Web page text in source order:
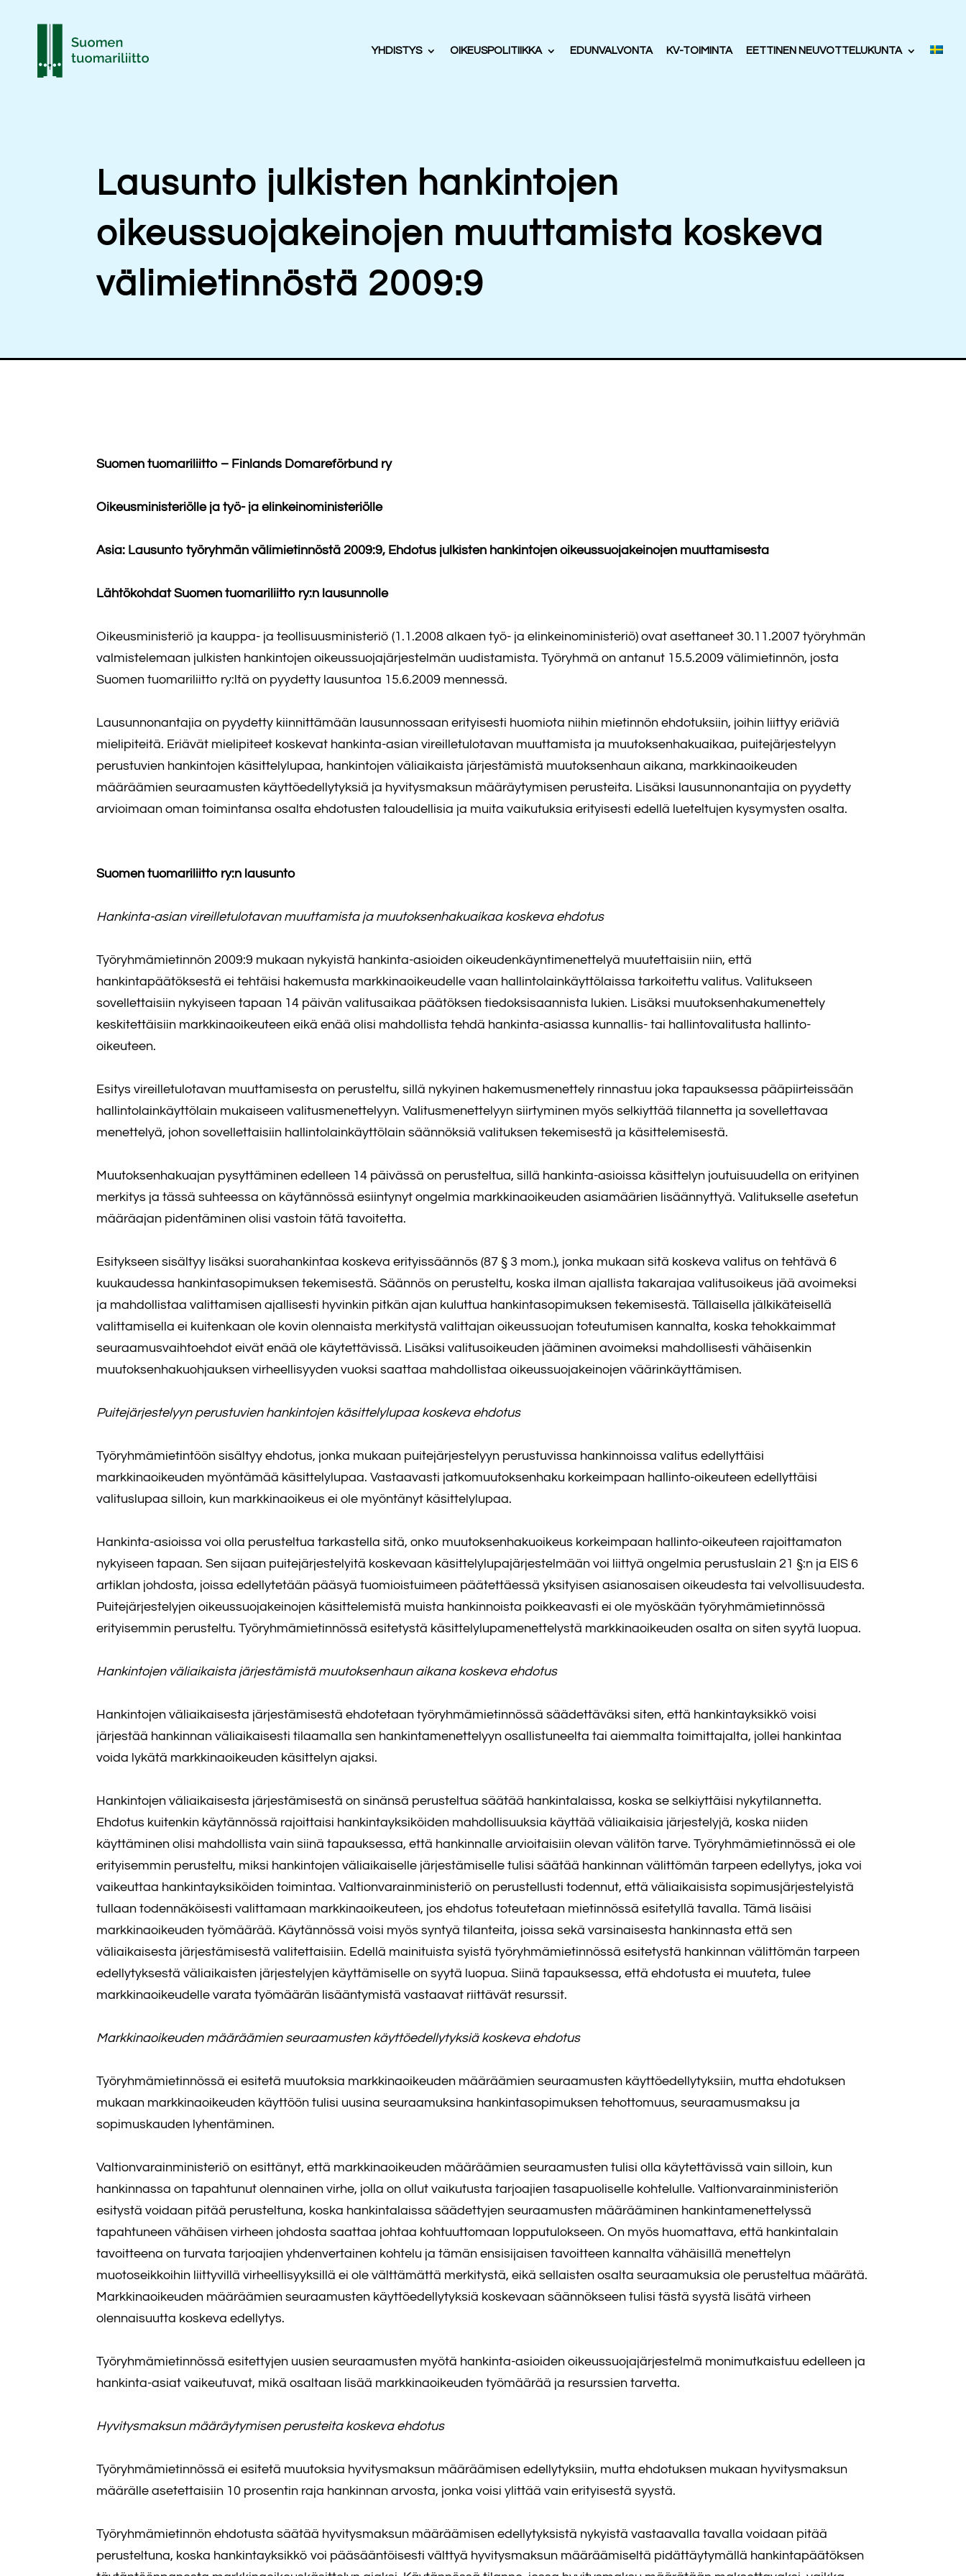
YHDISTYS OIKEUSPOLITIIKKA EDUNVALVONTA KV-TOIMINTA EETTINEN NEUVOTTELUKUNTA
Lausunto julkisten hankintojen
oikeussuojakeinojen muuttamista koskeva
välimietinnöstä 2009:9
Suomen tuomariliitto – Finlands Domareförbund ry
Oikeusministeriölle ja työ- ja elinkeinoministeriölle
Asia: Lausunto työryhmän välimietinnöstä 2009:9, Ehdotus julkisten hankintojen oikeussuojakeinojen muuttamisesta
Lähtökohdat Suomen tuomariliitto ry:n lausunnolle
Oikeusministeriö ja kauppa- ja teollisuusministeriö (1.1.2008 alkaen työ- ja elinkeinoministeriö) ovat asettaneet 30.11.2007 työryhmän
valmistelemaan julkisten hankintojen oikeussuojajärjestelmän uudistamista. Työryhmä on antanut 15.5.2009 välimietinnön, josta
Suomen tuomariliitto ry:ltä on pyydetty lausuntoa 15.6.2009 mennessä.
Lausunnonantajia on pyydetty kiinnittämään lausunnossaan erityisesti huomiota niihin mietinnön ehdotuksiin, joihin liittyy eriäviä
mielipiteitä. Eriävät mielipiteet koskevat hankinta-asian vireilletulotavan muuttamista ja muutoksenhakuaikaa, puitejärjestelyyn
perustuvien hankintojen käsittelylupaa, hankintojen väliaikaista järjestämistä muutoksenhaun aikana, markkinaoikeuden
määräämien seuraamusten käyttöedellytyksiä ja hyvitysmaksun määräytymisen perusteita. Lisäksi lausunnonantajia on pyydetty
arvioimaan oman toimintansa osalta ehdotusten taloudellisia ja muita vaikutuksia erityisesti edellä lueteltujen kysymysten osalta.
Suomen tuomariliitto ry:n lausunto
Hankinta-asian vireilletulotavan muuttamista ja muutoksenhakuaikaa koskeva ehdotus
Työryhmämietinnön 2009:9 mukaan nykyistä hankinta-asioiden oikeudenkäyntimenettelyä muutettaisiin niin, että
hankintapäätöksestä ei tehtäisi hakemusta markkinaoikeudelle vaan hallintolainkäyttölaissa tarkoitettu valitus. Valitukseen
sovellettaisiin nykyiseen tapaan 14 päivän valitusaikaa päätöksen tiedoksisaannista lukien. Lisäksi muutoksenhakumenettely
keskitettäisiin markkinaoikeuteen eikä enää olisi mahdollista tehdä hankinta-asiassa kunnallis- tai hallintovalitusta hallinto-
oikeuteen.
Esitys vireilletulotavan muuttamisesta on perusteltu, sillä nykyinen hakemusmenettely rinnastuu joka tapauksessa pääpiirteissään
hallintolainkäyttölain mukaiseen valitusmenettelyyn. Valitusmenettelyyn siirtyminen myös selkiyttää tilannetta ja sovellettavaa
menettelyä, johon sovellettaisiin hallintolainkäyttölain säännöksiä valituksen tekemisestä ja käsittelemisestä.
Muutoksenhakuajan pysyttäminen edelleen 14 päivässä on perusteltua, sillä hankinta-asioissa käsittelyn joutuisuudella on erityinen
merkitys ja tässä suhteessa on käytännössä esiintynyt ongelmia markkinaoikeuden asiamäärien lisäännyttyä. Valitukselle asetetun
määräajan pidentäminen olisi vastoin tätä tavoitetta.
Esitykseen sisältyy lisäksi suorahankintaa koskeva erityissäännös (87 § 3 mom.), jonka mukaan sitä koskeva valitus on tehtävä 6
kuukaudessa hankintasopimuksen tekemisestä. Säännös on perusteltu, koska ilman ajallista takarajaa valitusoikeus jää avoimeksi
ja mahdollistaa valittamisen ajallisesti hyvinkin pitkän ajan kuluttua hankintasopimuksen tekemisestä. Tällaisella jälkikäteisellä
valittamisella ei kuitenkaan ole kovin olennaista merkitystä valittajan oikeussuojan toteutumisen kannalta, koska tehokkaimmat
seuraamusvaihtoehdot eivät enää ole käytettävissä. Lisäksi valitusoikeuden jääminen avoimeksi mahdollisesti vähäisenkin
muutoksenhakuohjauksen virheellisyyden vuoksi saattaa mahdollistaa oikeussuojakeinojen väärinkäyttämisen.
Puitejärjestelyyn perustuvien hankintojen käsittelylupaa koskeva ehdotus
Työryhmämietintöön sisältyy ehdotus, jonka mukaan puitejärjestelyyn perustuvissa hankinnoissa valitus edellyttäisi
markkinaoikeuden myöntämää käsittelylupaa. Vastaavasti jatkomuutoksenhaku korkeimpaan hallinto-oikeuteen edellyttäisi
valituslupaa silloin, kun markkinaoikeus ei ole myöntänyt käsittelylupaa.
Hankinta-asioissa voi olla perusteltua tarkastella sitä, onko muutoksenhakuoikeus korkeimpaan hallinto-oikeuteen rajoittamaton
nykyiseen tapaan. Sen sijaan puitejärjestelyitä koskevaan käsittelylupajärjestelmään voi liittyä ongelmia perustuslain 21 §:n ja EIS 6
artiklan johdosta, joissa edellytetään pääsyä tuomioistuimeen päätettäessä yksityisen asianosaisen oikeudesta tai velvollisuudesta.
Puitejärjestelyjen oikeussuojakeinojen käsittelemistä muista hankinnoista poikkeavasti ei ole myöskään työryhmämietinnössä
erityisemmin perusteltu. Työryhmämietinnössä esitetystä käsittelylupamenettelystä markkinaoikeuden osalta on siten syytä luopua.
Hankintojen väliaikaista järjestämistä muutoksenhaun aikana koskeva ehdotus
Hankintojen väliaikaisesta järjestämisestä ehdotetaan työryhmämietinnössä säädettäväksi siten, että hankintayksikkö voisi
järjestää hankinnan väliaikaisesti tilaamalla sen hankintamenettelyyn osallistuneelta tai aiemmalta toimittajalta, jollei hankintaa
voida lykätä markkinaoikeuden käsittelyn ajaksi.
Hankintojen väliaikaisesta järjestämisestä on sinänsä perusteltua säätää hankintalaissa, koska se selkiyttäisi nykytilannetta.
Ehdotus kuitenkin käytännössä rajoittaisi hankintayksiköiden mahdollisuuksia käyttää väliaikaisia järjestelyjä, koska niiden
käyttäminen olisi mahdollista vain siinä tapauksessa, että hankinnalle arvioitaisiin olevan välitön tarve. Työryhmämietinnössä ei ole
erityisemmin perusteltu, miksi hankintojen väliaikaiselle järjestämiselle tulisi säätää hankinnan välittömän tarpeen edellytys, joka voi
vaikeuttaa hankintayksiköiden toimintaa. Valtionvarainministeriö on perustellusti todennut, että väliaikaisista sopimusjärjestelyistä
tullaan todennäköisesti valittamaan markkinaoikeuteen, jos ehdotus toteutetaan mietinnössä esitetyllä tavalla. Tämä lisäisi
markkinaoikeuden työmäärää. Käytännössä voisi myös syntyä tilanteita, joissa sekä varsinaisesta hankinnasta että sen
väliaikaisesta järjestämisestä valitettaisiin. Edellä mainituista syistä työryhmämietinnössä esitetystä hankinnan välittömän tarpeen
edellytyksestä väliaikaisten järjestelyjen käyttämiselle on syytä luopua. Siinä tapauksessa, että ehdotusta ei muuteta, tulee
markkinaoikeudelle varata työmäärän lisääntymistä vastaavat riittävät resurssit.
Markkinaoikeuden määräämien seuraamusten käyttöedellytyksiä koskeva ehdotus
Työryhmämietinnössä ei esitetä muutoksia markkinaoikeuden määräämien seuraamusten käyttöedellytyksiin, mutta ehdotuksen
mukaan markkinaoikeuden käyttöön tulisi uusina seuraamuksina hankintasopimuksen tehottomuus, seuraamusmaksu ja
sopimuskauden lyhentäminen.
Valtionvarainministeriö on esittänyt, että markkinaoikeuden määräämien seuraamusten tulisi olla käytettävissä vain silloin, kun
hankinnassa on tapahtunut olennainen virhe, jolla on ollut vaikutusta tarjoajien tasapuoliselle kohtelulle. Valtionvarainministeriön
esitystä voidaan pitää perusteltuna, koska hankintalaissa säädettyjen seuraamusten määrääminen hankintamenettelyssä
tapahtuneen vähäisen virheen johdosta saattaa johtaa kohtuuttomaan lopputulokseen. On myös huomattava, että hankintalain
tavoitteena on turvata tarjoajien yhdenvertainen kohtelu ja tämän ensisijaisen tavoitteen kannalta vähäisillä menettelyn
muotoseikkoihin liittyvillä virheellisyyksillä ei ole välttämättä merkitystä, eikä sellaisten osalta seuraamuksia ole perusteltua määrätä.
Markkinaoikeuden määräämien seuraamusten käyttöedellytyksiä koskevaan säännökseen tulisi tästä syystä lisätä virheen
olennaisuutta koskeva edellytys.
Työryhmämietinnössä esitettyjen uusien seuraamusten myötä hankinta-asioiden oikeussuojajärjestelmä monimutkaistuu edelleen ja
hankinta-asiat vaikeutuvat, mikä osaltaan lisää markkinaoikeuden työmäärää ja resurssien tarvetta.
Hyvitysmaksun määräytymisen perusteita koskeva ehdotus
Työryhmämietinnössä ei esitetä muutoksia hyvitysmaksun määräämisen edellytyksiin, mutta ehdotuksen mukaan hyvitysmaksun
määrälle asetettaisiin 10 prosentin raja hankinnan arvosta, jonka voisi ylittää vain erityisestä syystä.
Työryhmämietinnön ehdotusta säätää hyvitysmaksun määräämisen edellytyksistä nykyistä vastaavalla tavalla voidaan pitää
perusteltuna, koska hankintayksikkö voi pääsääntöisesti välttyä hyvitysmaksun määräämiseltä pidättäytymällä hankintapäätöksen